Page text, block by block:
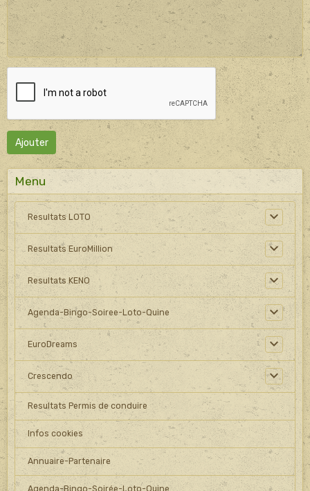
Ajouter
Menu
Resultats LOTO
Resultats EuroMillion
Resultats KENO
Agenda-Bingo-Soiree-Loto-Quine
EuroDreams
Crescendo
Resultats Permis de conduire
Infos cookies
Annuaire-Partenaire